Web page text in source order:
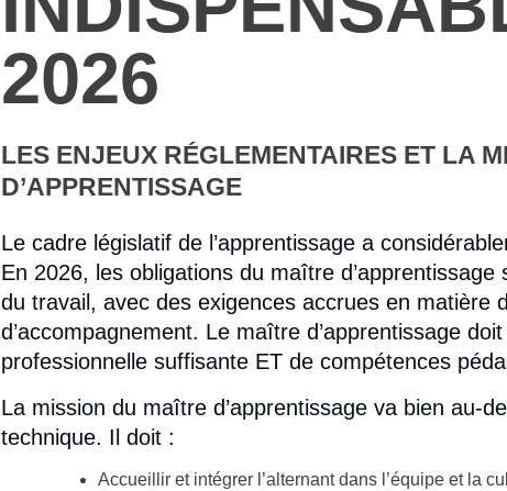
2026
LES ENJEUX RÉGLEMENTAIRES ET LA
D’APPRENTISSAGE
Le cadre législatif de l’apprentissage a
En 2026, les obligations du maître
du travail, avec des exigences accrues en matière
d’accompagnement. Le maître d’apprentissage
professionnelle suffisante ET de compétences
La mission du maître d’apprentissage va bien au-
technique. Il doit :
Accueillir et intégrer l’alternant dans l’équipe et la